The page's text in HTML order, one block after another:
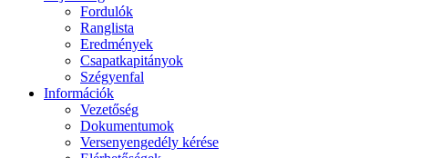
Fordulók
Ranglista
Eredmények
Csapatkapitányok
Szégyenfal
Információk
Vezetőség
Dokumentumok
Versenyengedély kérése